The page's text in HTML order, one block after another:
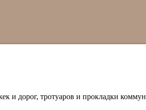
и дорог, тротуаров и прокладки